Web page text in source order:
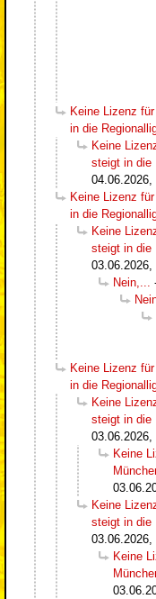
Keine Lizenz
in die
Keine
steigt in die
04.06.2026,
Keine Lizenz
in die
Keine
steigt in die
03.06.2026,
Nein,...
Keine Lizenz
in die
Keine
steigt in die
03.06.2026,
Keine
Keine
steigt in die
03.06.2026,
Keine